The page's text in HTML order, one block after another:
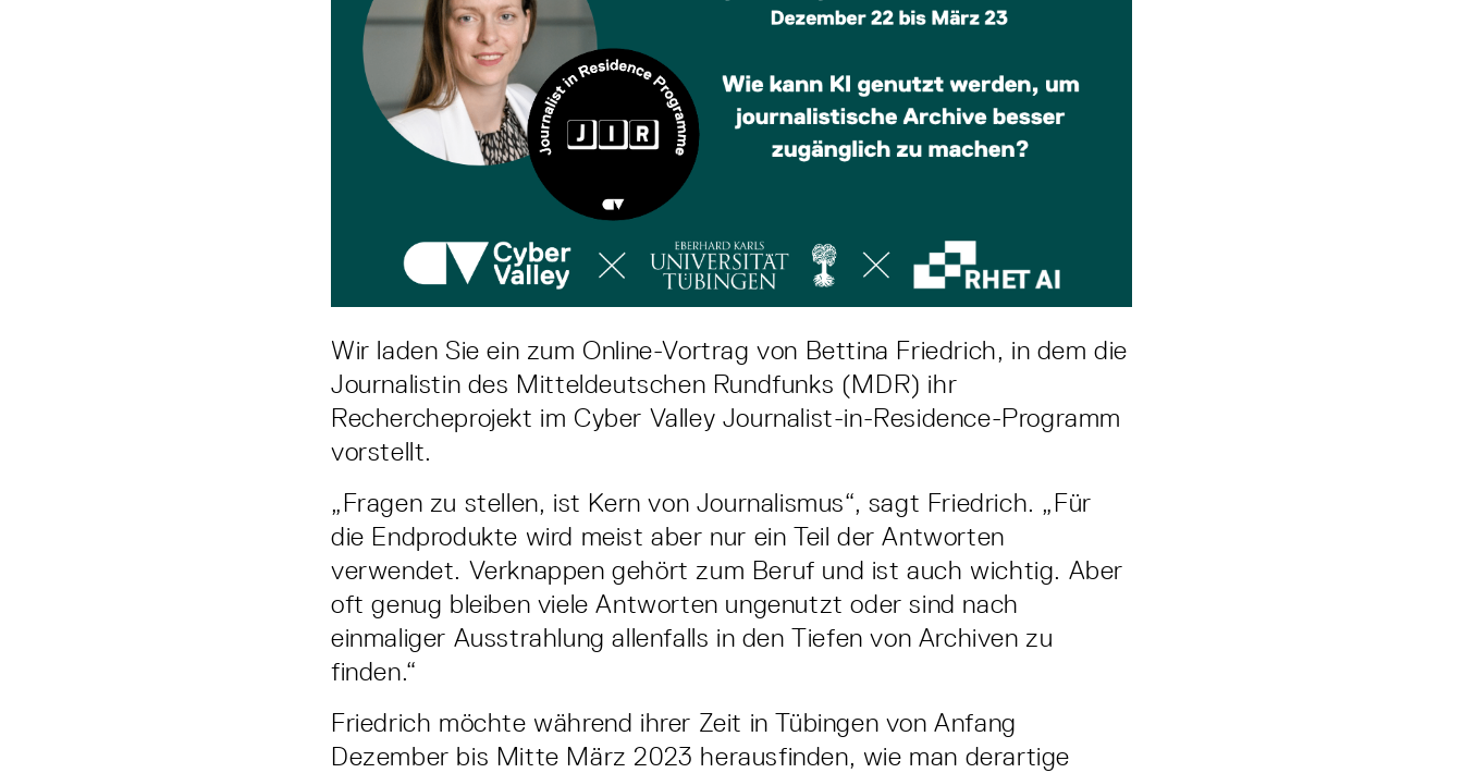
Wir laden Sie ein zum Online-Vortrag von Bettina Friedrich, in dem die
Journalistin des Mitteldeutschen Rundfunks (MDR) ihr
Rechercheprojekt im Cyber Valley Journalist-in-Residence-Programm
vorstellt.
„Fragen zu stellen, ist Kern von Journalismus“, sagt Friedrich. „Für
die Endprodukte wird meist aber nur ein Teil der Antworten
verwendet. Verknappen gehört zum Beruf und ist auch wichtig. Aber
oft genug bleiben viele Antworten ungenutzt oder sind nach
einmaliger Ausstrahlung allenfalls in den Tiefen von Archiven zu
finden.“
Friedrich möchte während ihrer Zeit in Tübingen von Anfang
Dezember bis Mitte März 2023 herausfinden, wie man derartige